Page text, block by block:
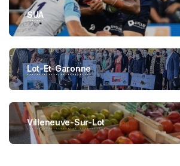
SUA
Lot-Et-Garonne
Villeneuve-Sur-Lot